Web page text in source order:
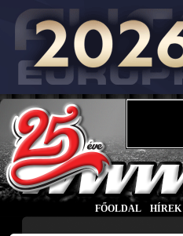
FŐOLDAL HÍREK